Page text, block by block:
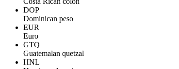
DOP
Dominican peso
EUR
Euro
GTQ
Guatemalan quetzal
HNL